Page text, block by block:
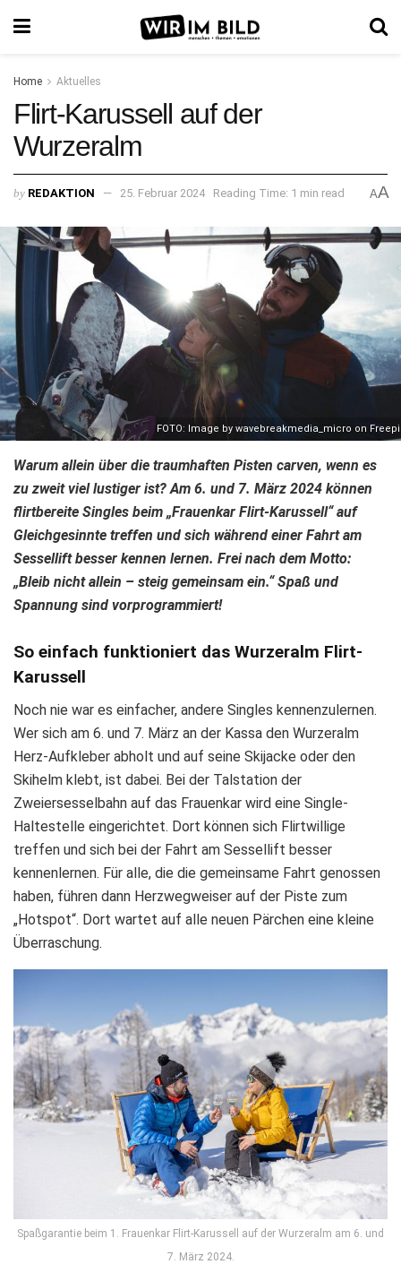
Home Aktuelles
Flirt-Karussell auf der
Wurzeralm
by REDAKTION 25. Februar 2024 Reading Time: 1 min read AA
FOTO: Image by wavebreakmedia_micro on
Warum allein über die traumhaften Pisten carven, wenn es
zu zweit viel lustiger ist? Am 6. und 7. März 2024 können
flirtbereite Singles beim „Frauenkar Flirt-Karussell“ auf
Gleichgesinnte treffen und sich während einer Fahrt am
Sessellift besser kennen lernen. Frei nach dem Motto:
„Bleib nicht allein – steig gemeinsam ein.“ Spaß und
Spannung sind vorprogrammiert!
So einfach funktioniert das Wurzeralm Flirt-
Karussell
Noch nie war es einfacher, andere Singles kennenzulernen.
Wer sich am 6. und 7. März an der Kassa den Wurzeralm
Herz-Aufkleber abholt und auf seine Skijacke oder den
Skihelm klebt, ist dabei. Bei der Talstation der
Zweiersesselbahn auf das Frauenkar wird eine Single-
Haltestelle eingerichtet. Dort können sich Flirtwillige
treffen und sich bei der Fahrt am Sessellift besser
kennenlernen. Für alle, die die gemeinsame Fahrt genossen
haben, führen dann Herzwegweiser auf der Piste zum
„Hotspot“. Dort wartet auf alle neuen Pärchen eine kleine
Überraschung.
Spaßgarantie beim 1. Frauenkar Flirt-Karussell auf der Wurzeralm am 6. und
7. März 2024.